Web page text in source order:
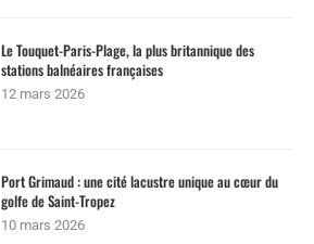
Le Touquet-Paris-Plage, la plus britannique des
stations balnéaires françaises
12 mars 2026
Port Grimaud : une cité lacustre unique au cœur du
golfe de Saint-Tropez
10 mars 2026